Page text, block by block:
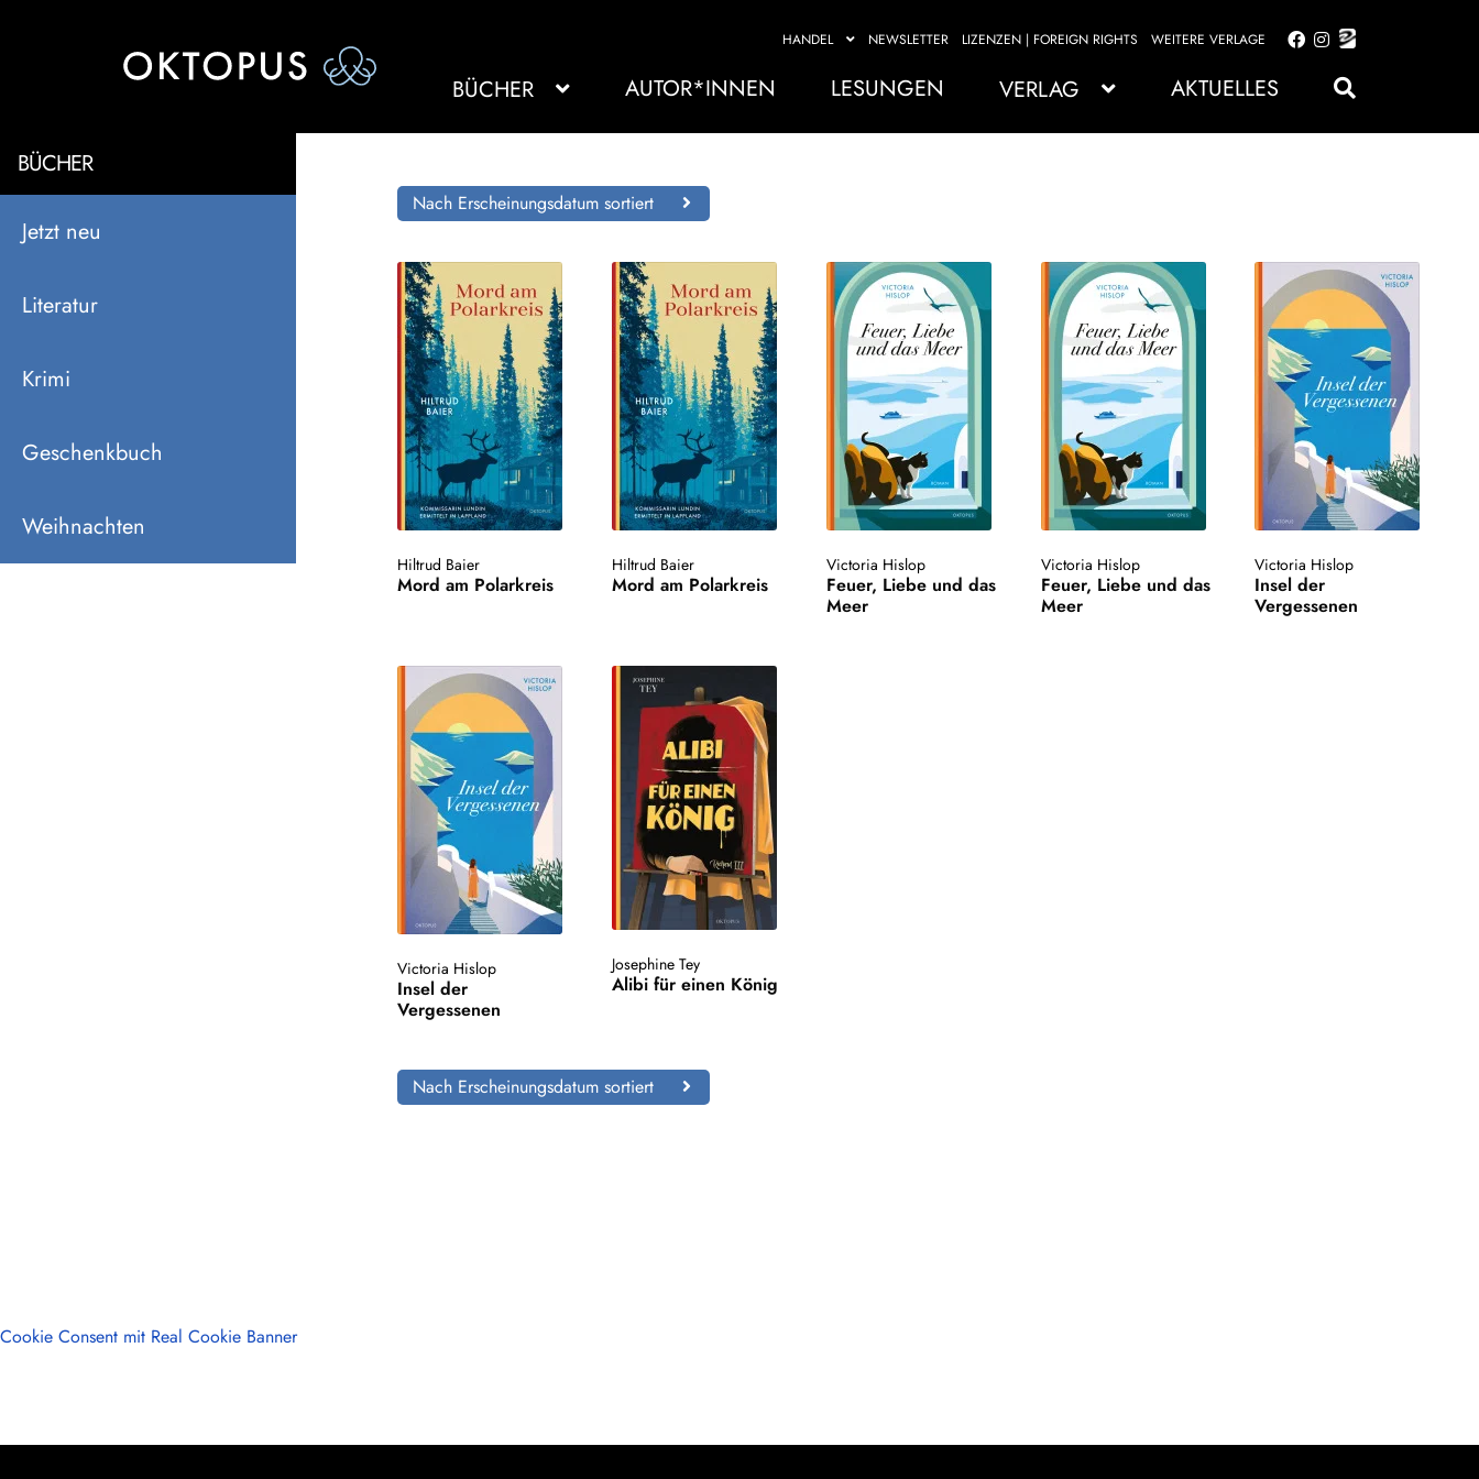
HANDEL NEWSLETTER LIZENZEN | FOREIGN RIGHTS WEITERE VERLAGE
Zur
springen
Zum
springen
BÜCHER AUTOR*INNEN LESUNGEN VERLAG AKTUELLES
BÜCHER
Jetzt neu
Literatur
Krimi
Geschenkbuch
Weihnachten
Nach Erscheinungsdatum sortiert
Hiltrud Baier
Mord am Polarkreis
Hiltrud Baier
Mord am Polarkreis
Victoria Hislop
Feuer, Liebe und das
Meer
Victoria Hislop
Feuer, Liebe und das
Meer
Victoria Hislop
Insel der
Vergessenen
Victoria Hislop
Insel der
Vergessenen
Josephine Tey
Alibi für einen König
Nach Erscheinungsdatum sortiert
Cookie Consent mit Real Cookie Banner